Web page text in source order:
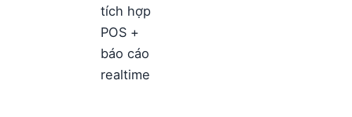
tích hợp
POS +
báo cáo
realtime